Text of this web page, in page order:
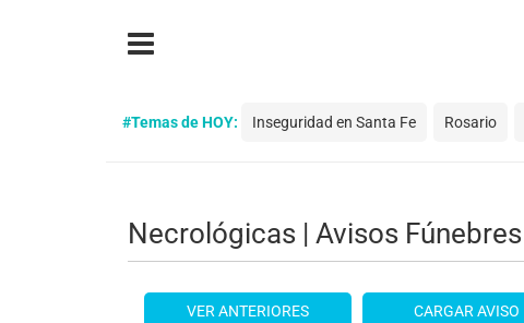
#Temas de HOY: Inseguridad en Santa Fe Rosario
Necrológicas | Avisos Fúnebres
VER ANTERIORES CARGAR AVISO